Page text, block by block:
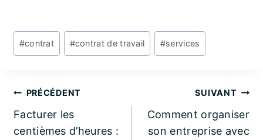
Étiquettes
de
#contrat #contrat de travail #services
Navigation
de
PRÉCÉDENT
Facturer les
centièmes d’heures :
SUIVANT
Comment organiser
son entreprise avec